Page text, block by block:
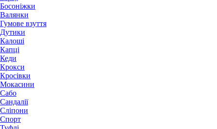
Босоніжки
Валянки
Гумове взуття
Дутики
Калоші
Капці
Кеди
Крокси
Кросівки
Мокасини
Сабо
Сандалії
Сліпони
Спорт